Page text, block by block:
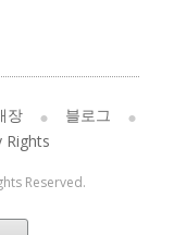
장
블로그
Rights
Reserved.